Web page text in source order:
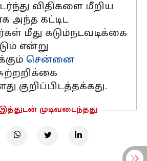
விதிகளை மீறிய
அந்த கட்டிட
மீது கடும்நடவடிக்கை
என்று
சென்னை
குறிப்பிடத்தக்கது.
முடிவடைந்தது